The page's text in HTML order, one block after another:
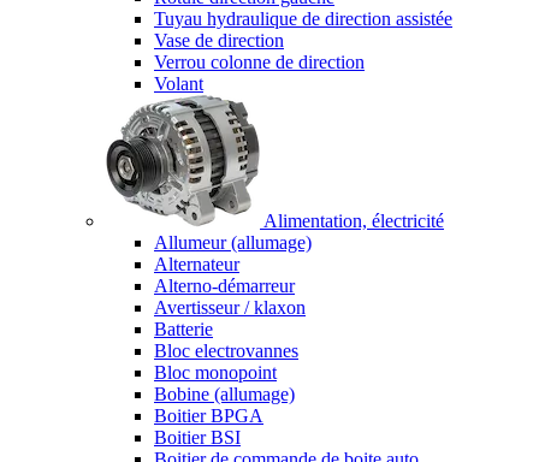
Tuyau hydraulique de direction assistée
Vase de direction
Verrou colonne de direction
Volant
Alimentation, électricité
Allumeur (allumage)
Alternateur
Alterno-démarreur
Avertisseur / klaxon
Batterie
Bloc electrovannes
Bloc monopoint
Bobine (allumage)
Boitier BPGA
Boitier BSI